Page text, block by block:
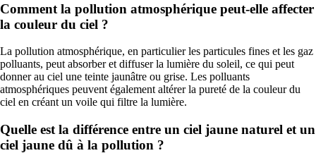
Comment la pollution atmosphérique peut-elle affecter
la couleur du ciel ?
La pollution atmosphérique, en particulier les particules fines et les gaz
polluants, peut absorber et diffuser la lumière du soleil, ce qui peut
donner au ciel une teinte jaunâtre ou grise. Les polluants
atmosphériques peuvent également altérer la pureté de la couleur du
ciel en créant un voile qui filtre la lumière.
Quelle est la différence entre un ciel jaune naturel et un
ciel jaune dû à la pollution ?